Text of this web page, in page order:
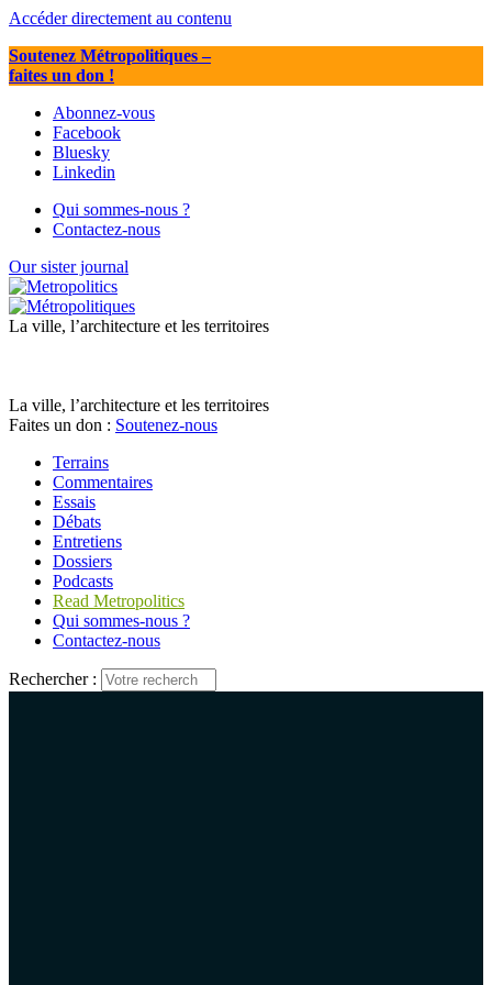
Accéder directement au contenu
Soutenez Métropolitiques–
faites un don !
Abonnez-vous
Facebook
Bluesky
Linkedin
Qui sommes-nous ?
Contactez-nous
Our sister journal
La ville, l’architecture et les territoires
La ville, l’architecture et les territoires
Faites un don : Soutenez-nous
Terrains
Commentaires
Essais
Débats
Entretiens
Dossiers
Podcasts
Read Metropolitics
Qui sommes-nous ?
Contactez-nous
Rechercher :